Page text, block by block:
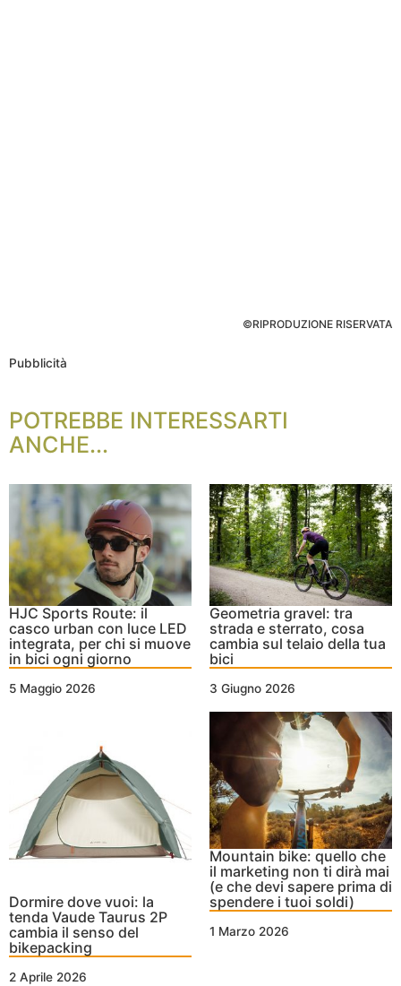
©RIPRODUZIONE RISERVATA
Pubblicità
POTREBBE INTERESSARTI
ANCHE...
HJC Sports Route: il
casco urban con luce LED
integrata, per chi si muove
in bici ogni giorno
5 Maggio 2026
Geometria gravel: tra
strada e sterrato, cosa
cambia sul telaio della tua
bici
3 Giugno 2026
Dormire dove vuoi: la
tenda Vaude Taurus 2P
cambia il senso del
bikepacking
2 Aprile 2026
Mountain bike: quello che
il marketing non ti dirà mai
(e che devi sapere prima di
spendere i tuoi soldi)
1 Marzo 2026